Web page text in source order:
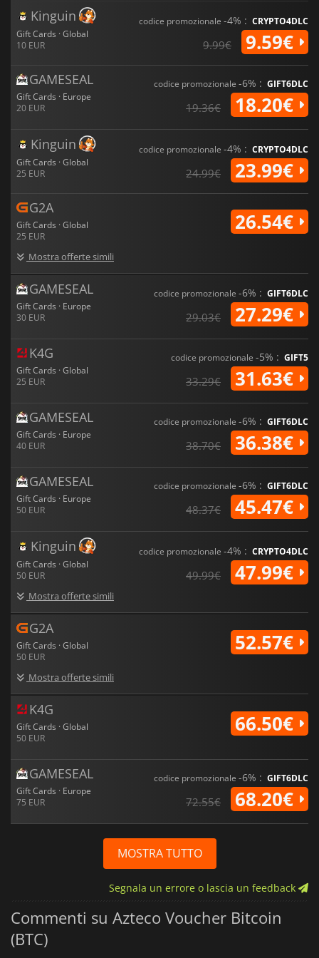
Kinguin
Gift Cards · Global
10 EUR
codice promozionale -4% : CRYPTO4DLC
9.99€ 9.59€
GAMESEAL
Gift Cards · Europe
20 EUR
codice promozionale -6% : GIFT6DLC
19.36€ 18.20€
Kinguin
Gift Cards · Global
25 EUR
codice promozionale -4% : CRYPTO4DLC
24.99€ 23.99€
G2A
Gift Cards · Global
25 EUR
Mostra offerte simili
26.54€
GAMESEAL
Gift Cards · Europe
30 EUR
codice promozionale -6% : GIFT6DLC
29.03€ 27.29€
K4G
Gift Cards · Global
25 EUR
codice promozionale -5% : GIFT5
33.29€ 31.63€
GAMESEAL
Gift Cards · Europe
40 EUR
codice promozionale -6% : GIFT6DLC
38.70€ 36.38€
GAMESEAL
Gift Cards · Europe
50 EUR
codice promozionale -6% : GIFT6DLC
48.37€ 45.47€
Kinguin
Gift Cards · Global
50 EUR
Mostra offerte simili
codice promozionale -4% : CRYPTO4DLC
49.99€ 47.99€
G2A
Gift Cards · Global
50 EUR
Mostra offerte simili
52.57€
K4G
Gift Cards · Global
50 EUR
66.50€
GAMESEAL
Gift Cards · Europe
75 EUR
codice promozionale -6% : GIFT6DLC
72.55€ 68.20€
MOSTRA TUTTO
Segnala un errore o lascia un feedback
Commenti su Azteco Voucher Bitcoin
(BTC)